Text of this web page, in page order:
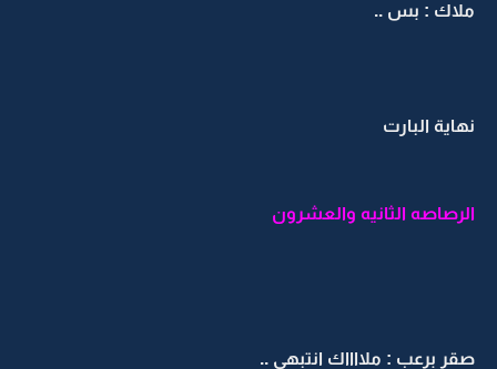
ملاك : بس ..
نهاية البارت
الرصاصه الثانيه والعشرون
صقر برعب : ملااااك انتبهي ..